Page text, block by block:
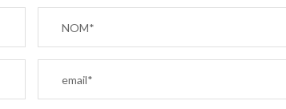
NOM*
email*